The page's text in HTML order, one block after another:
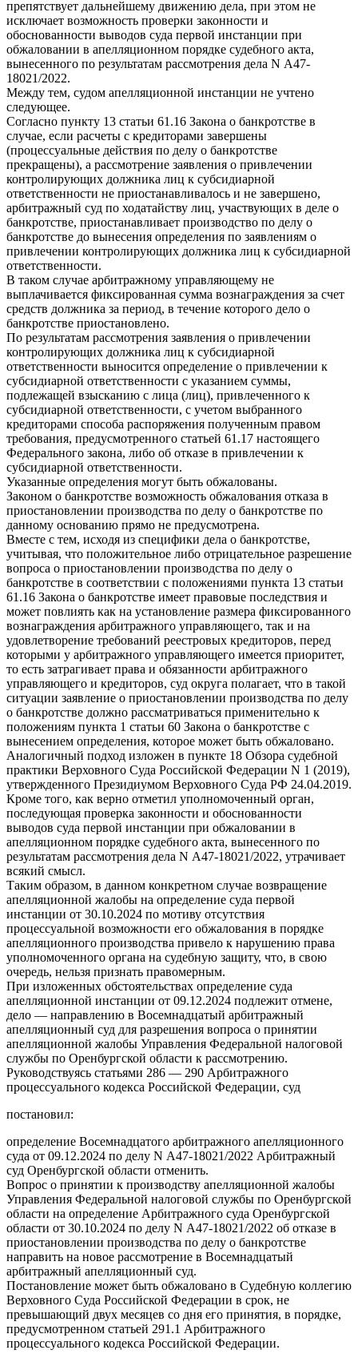
препятствует дальнейшему движению дела, при этом не
исключает возможность проверки законности и
обоснованности выводов суда первой инстанции при
обжаловании в апелляционном порядке судебного акта,
вынесенного по результатам рассмотрения дела N А47-
18021/2022.
Между тем, судом апелляционной инстанции не учтено
следующее.
Согласно пункту 13 статьи 61.16 Закона о банкротстве в
случае, если расчеты с кредиторами завершены
(процессуальные действия по делу о банкротстве
прекращены), а рассмотрение заявления о привлечении
контролирующих должника лиц к субсидиарной
ответственности не приостанавливалось и не завершено,
арбитражный суд по ходатайству лиц, участвующих в деле о
банкротстве, приостанавливает производство по делу о
банкротстве до вынесения определения по заявлениям о
привлечении контролирующих должника лиц к субсидиарной
ответственности.
В таком случае арбитражному управляющему не
выплачивается фиксированная сумма вознаграждения за счет
средств должника за период, в течение которого дело о
банкротстве приостановлено.
По результатам рассмотрения заявления о привлечении
контролирующих должника лиц к субсидиарной
ответственности выносится определение о привлечении к
субсидиарной ответственности с указанием суммы,
подлежащей взысканию с лица (лиц), привлеченного к
субсидиарной ответственности, с учетом выбранного
кредиторами способа распоряжения полученным правом
требования, предусмотренного статьей 61.17 настоящего
Федерального закона, либо об отказе в привлечении к
субсидиарной ответственности.
Указанные определения могут быть обжалованы.
Законом о банкротстве возможность обжалования отказа в
приостановлении производства по делу о банкротстве по
данному основанию прямо не предусмотрена.
Вместе с тем, исходя из специфики дела о банкротстве,
учитывая, что положительное либо отрицательное разрешение
вопроса о приостановлении производства по делу о
банкротстве в соответствии с положениями пункта 13 статьи
61.16 Закона о банкротстве имеет правовые последствия и
может повлиять как на установление размера фиксированного
вознаграждения арбитражного управляющего, так и на
удовлетворение требований реестровых кредиторов, перед
которыми у арбитражного управляющего имеется приоритет,
то есть затрагивает права и обязанности арбитражного
управляющего и кредиторов, суд округа полагает, что в такой
ситуации заявление о приостановлении производства по делу
о банкротстве должно рассматриваться применительно к
положениям пункта 1 статьи 60 Закона о банкротстве с
вынесением определения, которое может быть обжаловано.
Аналогичный подход изложен в пункте 18 Обзора судебной
практики Верховного Суда Российской Федерации N 1 (2019),
утвержденного Президиумом Верховного Суда РФ 24.04.2019.
Кроме того, как верно отметил уполномоченный орган,
последующая проверка законности и обоснованности
выводов суда первой инстанции при обжаловании в
апелляционном порядке судебного акта, вынесенного по
результатам рассмотрения дела N А47-18021/2022, утрачивает
всякий смысл.
Таким образом, в данном конкретном случае возвращение
апелляционной жалобы на определение суда первой
инстанции от 30.10.2024 по мотиву отсутствия
процессуальной возможности его обжалования в порядке
апелляционного производства привело к нарушению права
уполномоченного органа на судебную защиту, что, в свою
очередь, нельзя признать правомерным.
При изложенных обстоятельствах определение суда
апелляционной инстанции от 09.12.2024 подлежит отмене,
дело — направлению в Восемнадцатый арбитражный
апелляционный суд для разрешения вопроса о принятии
апелляционной жалобы Управления Федеральной налоговой
службы по Оренбургской области к рассмотрению.
Руководствуясь статьями 286 — 290 Арбитражного
процессуального кодекса Российской Федерации, суд
постановил:
определение Восемнадцатого арбитражного апелляционного
суда от 09.12.2024 по делу N А47-18021/2022 Арбитражный
суд Оренбургской области отменить.
Вопрос о принятии к производству апелляционной жалобы
Управления Федеральной налоговой службы по Оренбургской
области на определение Арбитражного суда Оренбургской
области от 30.10.2024 по делу N А47-18021/2022 об отказе в
приостановлении производства по делу о банкротстве
направить на новое рассмотрение в Восемнадцатый
арбитражный апелляционный суд.
Постановление может быть обжаловано в Судебную коллегию
Верховного Суда Российской Федерации в срок, не
превышающий двух месяцев со дня его принятия, в порядке,
предусмотренном статьей 291.1 Арбитражного
процессуального кодекса Российской Федерации.